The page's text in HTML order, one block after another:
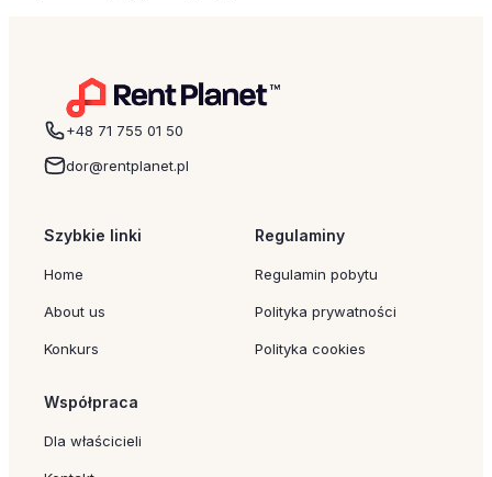
+48 71 755 01 50
dor@rentplanet.pl
Szybkie linki
Home
About us
Konkurs
Regulaminy
Regulamin pobytu
Polityka prywatności
Polityka cookies
Współpraca
Dla właścicieli